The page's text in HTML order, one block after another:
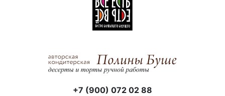
+7 (900) 072 02 88